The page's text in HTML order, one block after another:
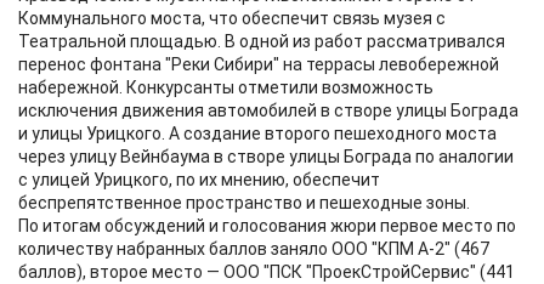
Коммунального моста, что обеспечит связь музея с
Театральной площадью. В одной из работ рассматривался
перенос фонтана "Реки Сибири" на террасы левобережной
набережной. Конкурсанты отметили возможность
исключения движения автомобилей в створе улицы Бограда
и улицы Урицкого. А создание второго пешеходного моста
через улицу Вейнбаума в створе улицы Бограда по аналогии
с улицей Урицкого, по их мнению, обеспечит
беспрепятственное пространство и пешеходные зоны.
По итогам обсуждений и голосования жюри первое место по
количеству набранных баллов заняло ООО "КПМ А-2" (467
баллов), второе место — ООО "ПСК "ПроекСтройСервис" (441